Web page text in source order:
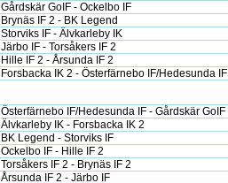
Gårdskär GoIF - Ockelbo IF
Brynäs IF 2 - BK Legend
Storviks IF - Älvkarleby IK
Järbo IF - Torsåkers IF 2
Hille IF 2 - Årsunda IF 2
Forsbacka IK 2 - Österfärnebo IF/Hedesunda IF
Österfärnebo IF/Hedesunda IF - Gårdskär GoIF
Älvkarleby IK - Forsbacka IK 2
BK Legend - Storviks IF
Ockelbo IF - Hille IF 2
Torsåkers IF 2 - Brynäs IF 2
Årsunda IF 2 - Järbo IF